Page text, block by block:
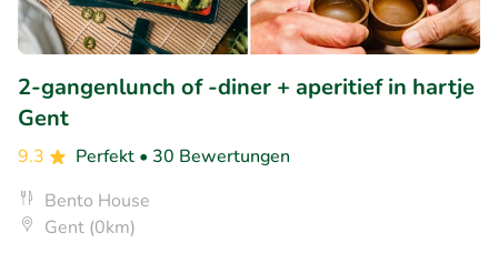
2-gangenlunch of -diner + aperitief in hartje
Gent
9.3 Perfekt • 30 Bewertungen
Bento House
Gent (0km)